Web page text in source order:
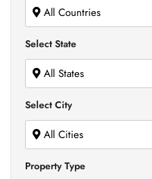
All Countries
Select State
All States
Select City
All Cities
Property Type